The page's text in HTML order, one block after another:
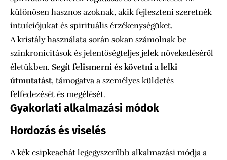
különösen hasznos azoknak, akik fejleszteni szeretnék
intuíciójukat és spirituális érzékenységüket.
A kristály használata során sokan számolnak be
szinkronicitások és jelentőségteljes jelek növekedéséről
életükben. Segít felismerni és követni a lelki
útmutatást, támogatva a személyes küldetés
felfedezését és megélését.
Gyakorlati alkalmazási módok
Hordozás és viselés
A kék csipkeachát legegyszerűbb alkalmazási módja a